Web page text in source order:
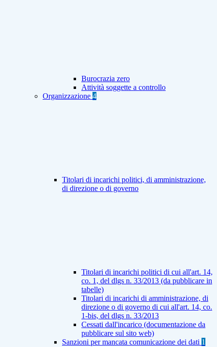
Burocrazia zero
Attività soggette a controllo
Organizzazione 4
Titolari di incarichi politici, di amministrazione,
di direzione o di governo
Titolari di incarichi politici di cui all'art. 14,
co. 1, del dlgs n. 33/2013 (da pubblicare in
tabelle)
Titolari di incarichi di amministrazione, di
direzione o di governo di cui all'art. 14, co.
1-bis, del dlgs n. 33/2013
Cessati dall'incarico (documentazione da
pubblicare sul sito web)
Sanzioni per mancata comunicazione dei dati 1